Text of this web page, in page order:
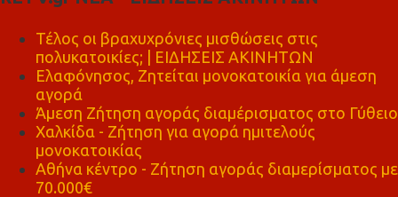
Τέλος οι βραχυχρόνιες μισθώσεις στις
πολυκατοικίες; | ΕΙΔΗΣΕΙΣ ΑΚΙΝΗΤΩΝ
Ελαφόνησος, Ζητείται μονοκατοικία για άμεση
αγορά
Άμεση Ζήτηση αγοράς διαμέρισματος στο Γύθειο
Χαλκίδα - Ζήτηση για αγορά ημιτελούς
μονοκατοικίας
Αθήνα κέντρο - Ζήτηση αγοράς διαμερίσματος με
70.000€